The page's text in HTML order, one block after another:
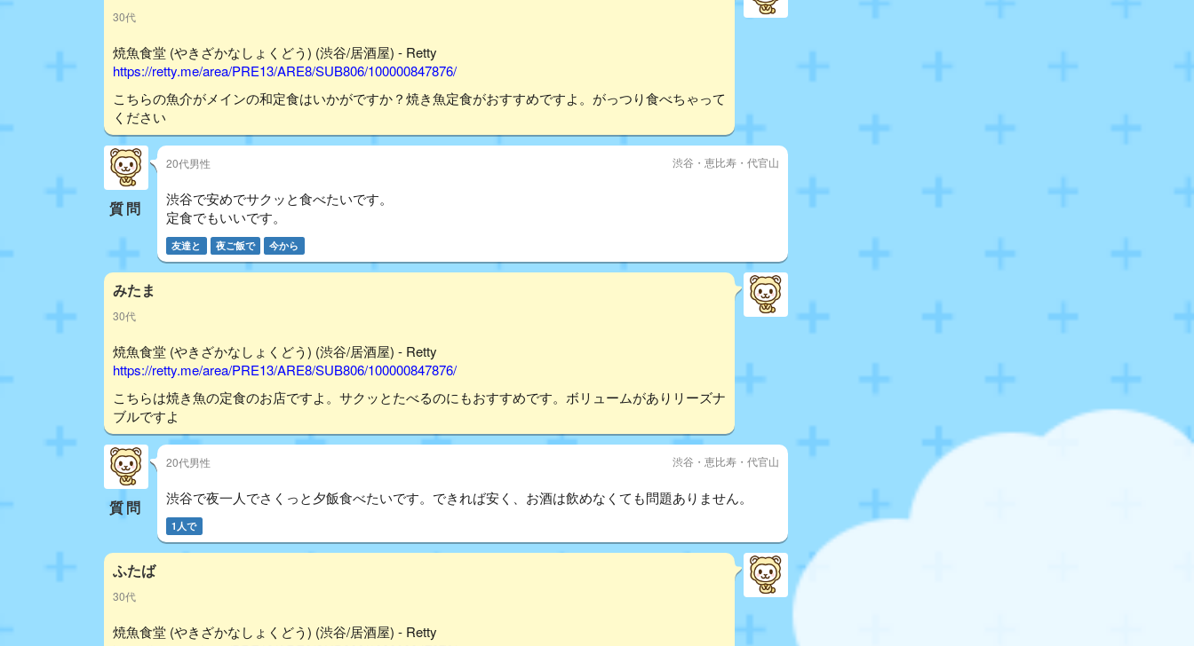
30代
焼魚食堂 (やきざかなしょくどう) (渋谷/居酒屋) - Retty
https://retty.me/area/PRE13/ARE8/SUB806/100000847876/
こちらの魚介がメインの和定食はいかがですか？焼き魚定食がおすすめですよ。がっつり食べちゃって
ください
質問
20代男性 渋谷・恵比寿・代官山
渋谷で安めでサクッと食べたいです。
定食でもいいです。
友達と 夜ご飯で 今から
みたま
30代
焼魚食堂 (やきざかなしょくどう) (渋谷/居酒屋) - Retty
https://retty.me/area/PRE13/ARE8/SUB806/100000847876/
こちらは焼き魚の定食のお店ですよ。サクッとたべるのにもおすすめです。ボリュームがありリーズナ
ブルですよ
質問
20代男性 渋谷・恵比寿・代官山
渋谷で夜一人でさくっと夕飯食べたいです。できれば安く、お酒は飲めなくても問題ありません。
1人で
ふたば
30代
焼魚食堂 (やきざかなしょくどう) (渋谷/居酒屋) - Retty